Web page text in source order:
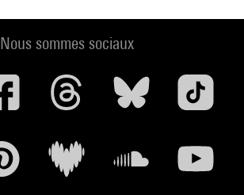
Nous sommes sociaux